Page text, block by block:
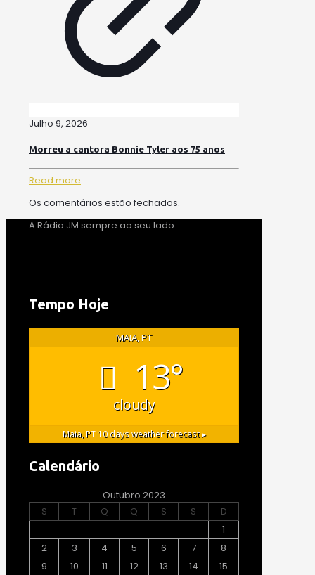
Julho 9, 2026
Morreu a cantora Bonnie Tyler aos 75 anos
Read more
Os comentários estão fechados.
A Rádio JM sempre ao seu lado.
Tempo Hoje
MAIA, PT
13°
cloudy
Maia, PT10 days weather forecast ▸
Calendário
Outubro 2023
S
T Q Q S S
D
1
2
3 4 5 6 7
8
9
10 11 12 13 14 15